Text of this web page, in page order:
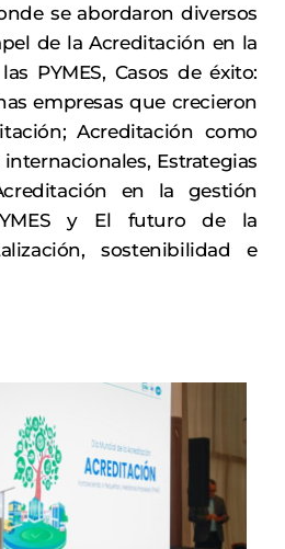
se abordaron diversos
de la Acreditación en la
PYMES, Casos de éxito:
empresas que crecieron
Acreditación como
Estrategias
en la gestión
y El futuro de la
sostenibilidad e